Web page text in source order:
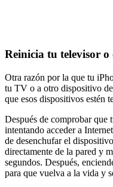
Reinicia tu televisor
Otra razón por la que tu
tu TV o a otro dispositivo
que esos dispositivos estén
Después de comprobar que
intentando acceder a
de desenchufar el
directamente de la pared y
segundos. Después,
para que vuelva a la vida y